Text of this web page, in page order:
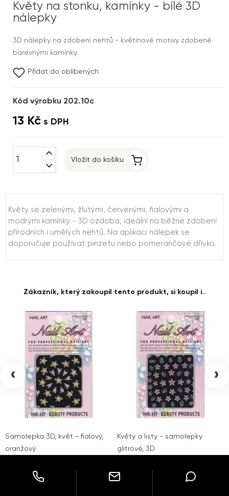
Květy na stonku, kamínky - bílé 3D
nálepky
3D nálepky na zdobení nehtů - květinové motivy zdobené
barevnými kamínky.
Přidat do oblíbených
Kód výrobku 202.10c
13 Kč s DPH
expand_less
expand_more
Vložit do košíku
Květy se zelenými, žlutými, červenými, fialovými a
modrými kamínky - 3D ozdoba, ideální na běžné zdobení
přírodních i umělých nehtů. Na aplikaci nálepek se
doporučuje používat pinzetu nebo pomerančové dřívko.
Zákazník, který zakoupil tento produkt, si koupil i..
Samolepka 3D, květ - fialový,
oranžový
Květy a listy - samolepky
glitrové, 3D
‹ ›